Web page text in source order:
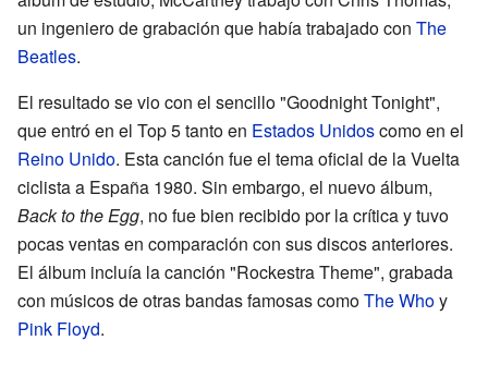
un ingeniero de grabación que había trabajado con The
Beatles.
El resultado se vio con el sencillo "Goodnight Tonight",
que entró en el Top 5 tanto en Estados Unidoscomo en el
Reino Unido. Esta canción fue el tema oficial de la Vuelta
ciclista a España 1980. Sin embargo, el nuevo álbum,
Back to the Egg, no fue bien recibido por la crítica y tuvo
pocas ventas en comparación con sus discos anteriores.
El álbum incluía la canción "Rockestra Theme", grabada
con músicos de otras bandas famosas comoThe Whoy
Pink Floyd.